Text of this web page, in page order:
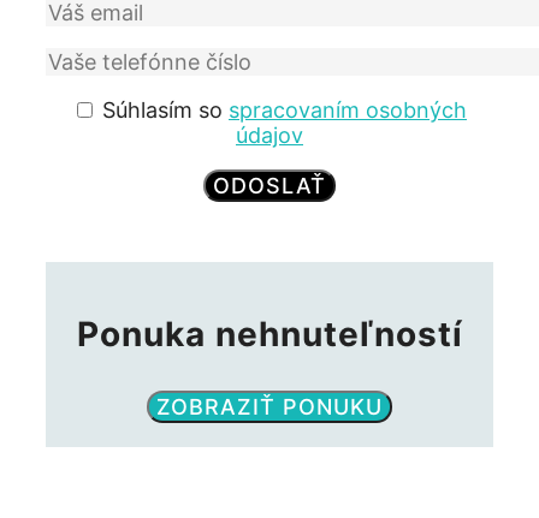
Súhlasím so spracovaním osobných
údajov
Ponuka nehnuteľností
ZOBRAZIŤ PONUKU